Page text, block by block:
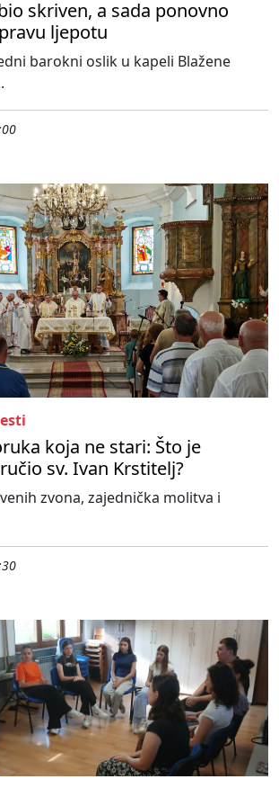
skriven, a sada ponovno
ljepotu
barokni oslik u kapeli Blažene
koja ne stari: Što je
sv. Ivan Krstitelj?
zvona, zajednička molitva i